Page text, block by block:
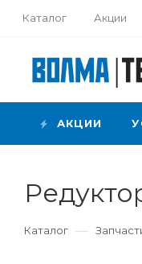
Каталог Акции
АКЦИИ
Каталог —